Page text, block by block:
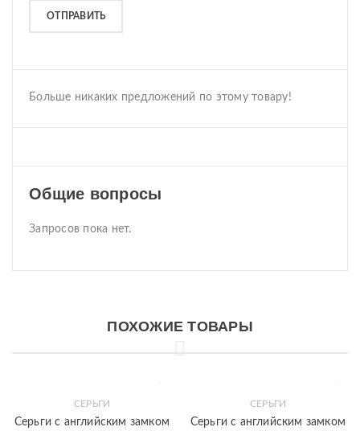
Больше никаких предложений по этому товару!
Общие вопросы
Запросов пока нет.
ПОХОЖИЕ ТОВАРЫ
СЕРЬГИ
Серьги с английским замком
СЕРЬГИ
Серьги с английским замком